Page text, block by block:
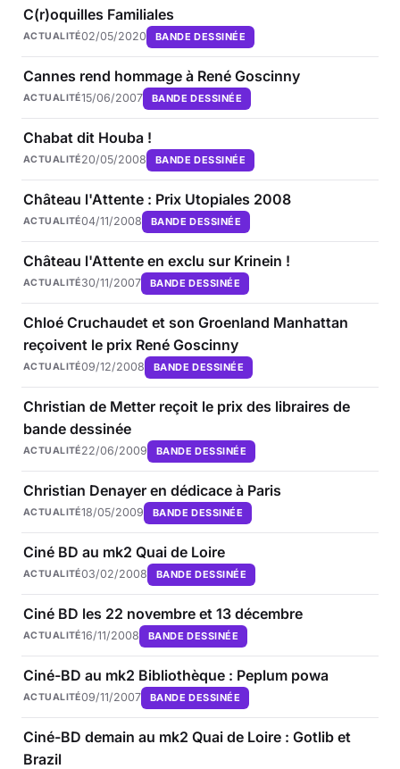
C(r)oquilles Familiales
ACTUALITÉ02/05/2020 BANDE DESSINÉE
Cannes rend hommage à René Goscinny
ACTUALITÉ15/06/2007 BANDE DESSINÉE
Chabat dit Houba !
ACTUALITÉ20/05/2008 BANDE DESSINÉE
Château l'Attente : Prix Utopiales 2008
ACTUALITÉ04/11/2008 BANDE DESSINÉE
Château l'Attente en exclu sur Krinein !
ACTUALITÉ30/11/2007 BANDE DESSINÉE
Chloé Cruchaudet et son Groenland Manhattan
reçoivent le prix René Goscinny
ACTUALITÉ09/12/2008 BANDE DESSINÉE
Christian de Metter reçoit le prix des libraires de
bande dessinée
ACTUALITÉ22/06/2009 BANDE DESSINÉE
Christian Denayer en dédicace à Paris
ACTUALITÉ18/05/2009 BANDE DESSINÉE
Ciné BD au mk2 Quai de Loire
ACTUALITÉ03/02/2008 BANDE DESSINÉE
Ciné BD les 22 novembre et 13 décembre
ACTUALITÉ16/11/2008 BANDE DESSINÉE
Ciné-BD au mk2 Bibliothèque : Peplum powa
ACTUALITÉ09/11/2007 BANDE DESSINÉE
Ciné-BD demain au mk2 Quai de Loire : Gotlib et
Brazil